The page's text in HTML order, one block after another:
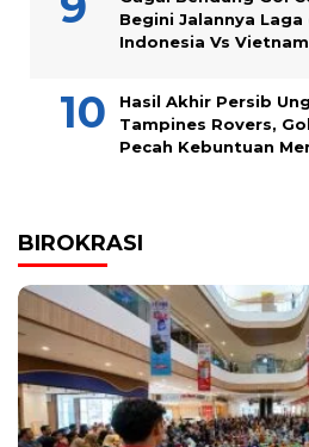
Begini Jalannya
Indonesia Vs Vietnam
Hasil Akhir Persib
Tampines Rovers,
Pecah Kebuntuan
BIROKRASI